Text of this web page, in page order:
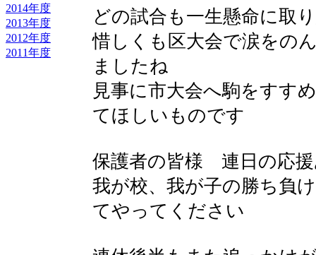
2014年度
2013年度
2012年度
2011年度
どの試合も一生懸命に取
惜しくも区大会で涙をの
ましたね
見事に市大会へ駒をすす
てほしいものです
保護者の皆様 連日の応
我が校、我が子の勝ち負
てやってください